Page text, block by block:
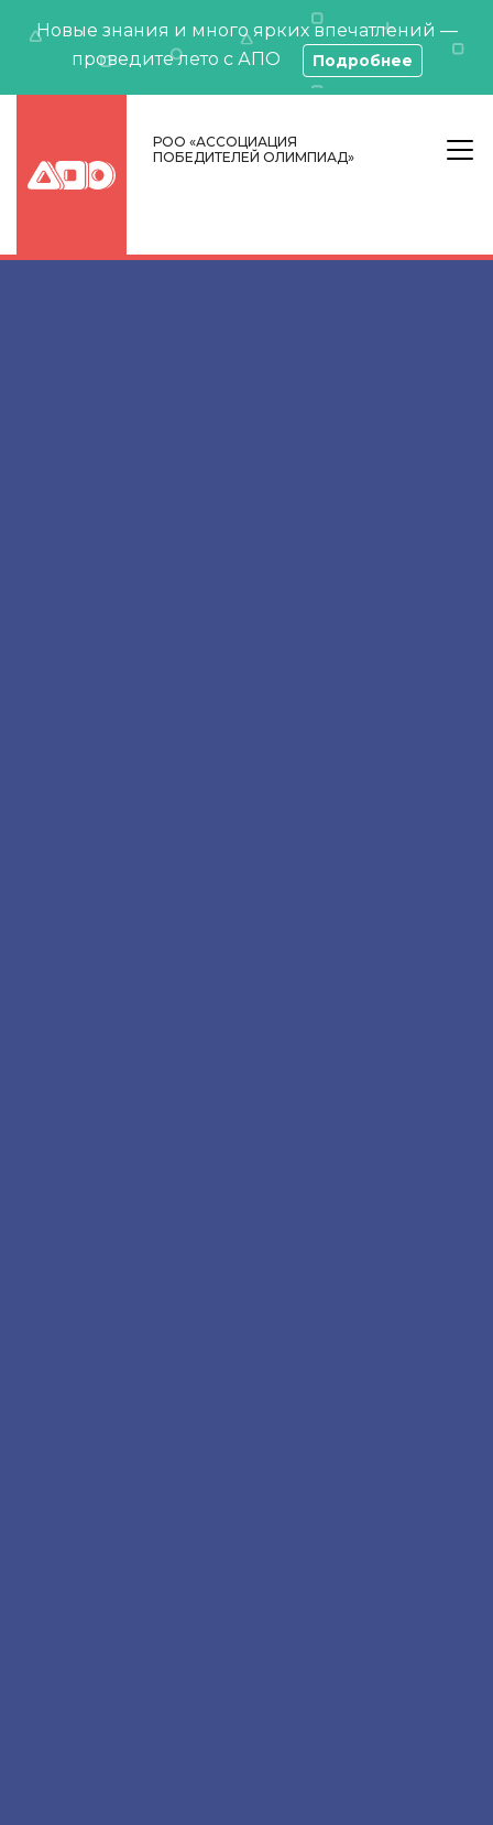
Новые знания и много ярких впечатлений —
проведите лето с АПО
Подробнее
РОО «АССОЦИАЦИЯ
ПОБЕДИТЕЛЕЙ ОЛИМПИАД»